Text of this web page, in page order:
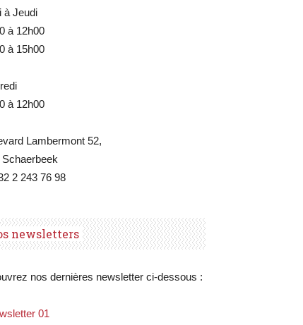
à Jeudi
à 12h00
à 15h00
à 12h00
Lambermont 52,
Schaerbeek
2 243 76 98
newsletters
nos dernières newsletter ci-dessous :
01